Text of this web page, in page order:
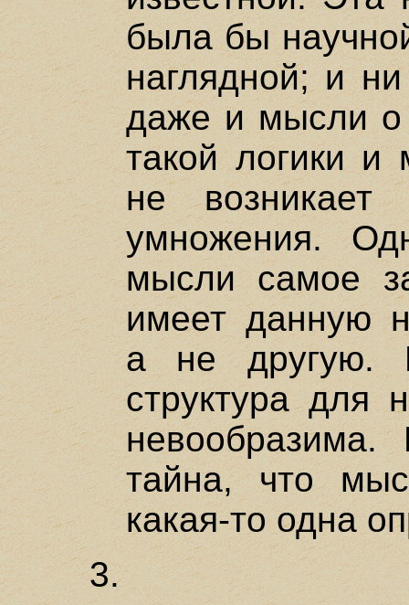
была бы
наглядной; и
даже и мысли о
такой логики и
не
умножения.
мысли самое
имеет данную
а не другую.
структура
тайна, что
какая-то одна
3.